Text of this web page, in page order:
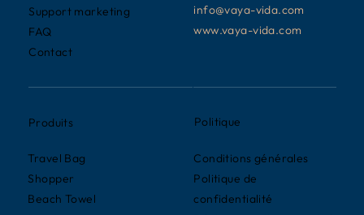
info@vaya-vida.com
www.vaya-vida.com
Support marketing
FAQ
Contact
Produits
Travel Bag
Shopper
Beach Towel
Politique
Conditions générales
Politique de
confidentialité